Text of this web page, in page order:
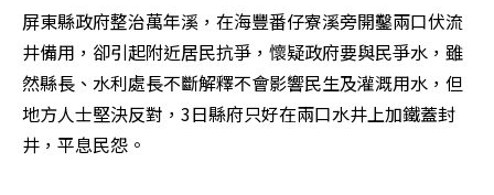
屏東縣政府整治萬年溪，在海豐番仔寮溪旁開鑿兩口伏流
井備用，卻引起附近居民抗爭，懷疑政府要與民爭水，雖
然縣長、水利處長不斷解釋不會影響民生及灌溉用水，但
地方人士堅決反對，3日縣府只好在兩口水井上加鐵蓋封
井，平息民怨。